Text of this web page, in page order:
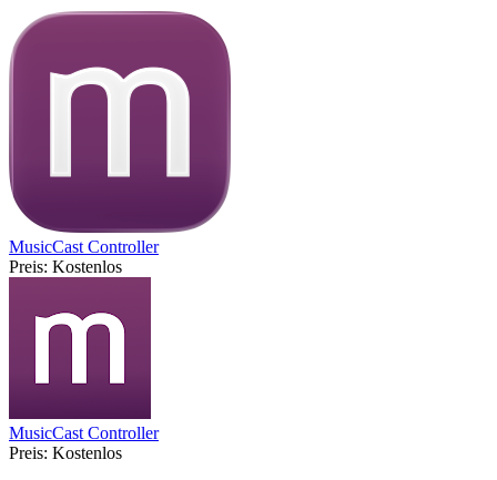
MusicCast Controller
Preis: Kostenlos
MusicCast Controller
Preis: Kostenlos